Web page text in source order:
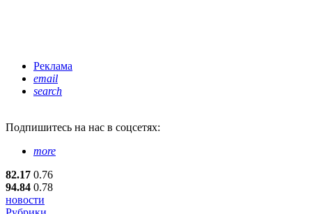
Реклама
email
search
Подпишитесь на нас в соцсетях:
more
82.17 0.76
94.84 0.78
новости